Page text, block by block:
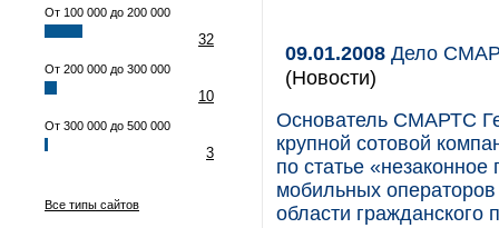
От 100 000 до 200 000
32
От 200 000 до 300 000
10
От 300 000 до 500 000
3
Все типы сайтов
09.01.2008 Дело
(Новости)
Основатель СМАРТС
крупной сотовой
по статье
мобильных
области гражданского